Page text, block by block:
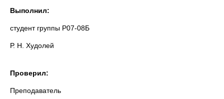
Выполнил:
студент группы Р07-08Б
Р. Н. Худолей
Проверил:
Преподаватель